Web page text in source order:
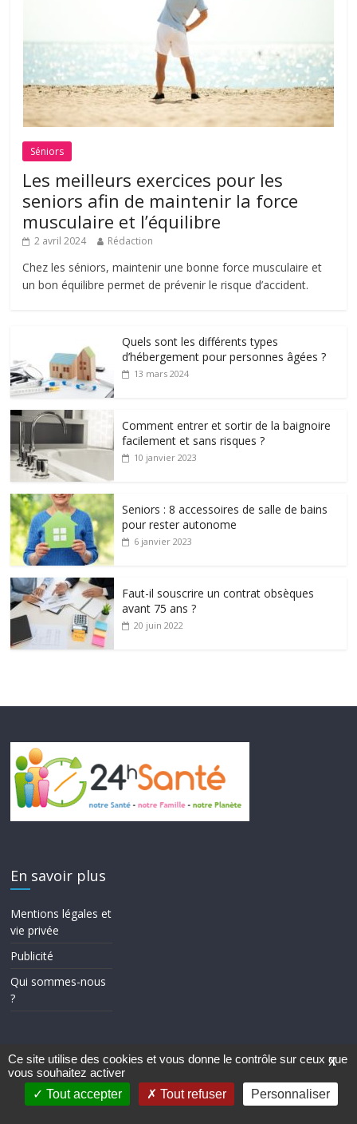
Séniors
Les meilleurs exercices pour les
seniors afin de maintenir la force
musculaire et l’équilibre
2 avril 2024 Rédaction
Chez les séniors, maintenir une bonne force musculaire et
un bon équilibre permet de prévenir le risque d’accident.
Quels sont les différents types
d’hébergement pour personnes âgées ?
13 mars 2024
Comment entrer et sortir de la baignoire
facilement et sans risques ?
10 janvier 2023
Seniors : 8 accessoires de salle de bains
pour rester autonome
6 janvier 2023
Faut-il souscrire un contrat obsèques
avant 75 ans ?
20 juin 2022
En savoir plus
Mentions légales et
vie privée
Publicité
Qui sommes-nous
?
Copyright © 2026
Theme ColorMag par
ThemeGrill.. Propulsé parWordPress.
X
Ce site utilise des cookies et vous donne le contrôle sur ceux que
vous souhaitez activer
Tout accepter
Tout refuser Personnaliser